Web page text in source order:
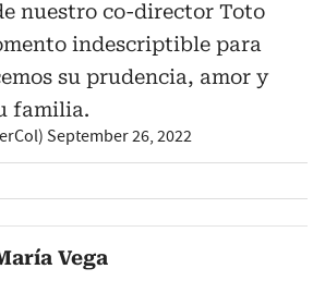
nuestro co-director Toto
indescriptible para
su prudencia, amor y
familia.
September 26, 2022
Vega